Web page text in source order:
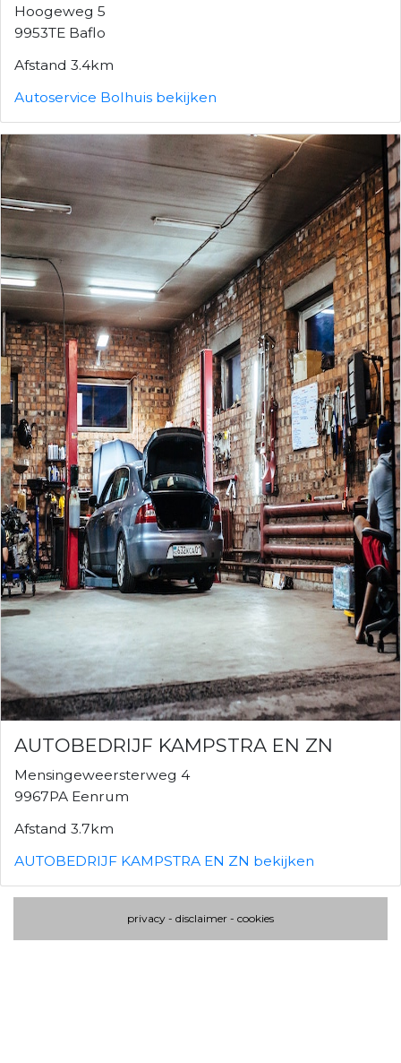
Hoogeweg 5
9953TE Baflo
Afstand 3.4km
Autoservice Bolhuis bekijken
AUTOBEDRIJF KAMPSTRA EN ZN
Mensingeweersterweg 4
9967PA Eenrum
Afstand 3.7km
AUTOBEDRIJF KAMPSTRA EN ZN bekijken
privacy - disclaimer - cookies